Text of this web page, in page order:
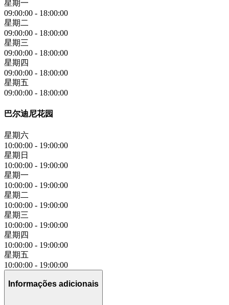
星期一
09:00:00 - 18:00:00
星期二
09:00:00 - 18:00:00
星期三
09:00:00 - 18:00:00
星期四
09:00:00 - 18:00:00
星期五
09:00:00 - 18:00:00
巴尔迪尼花园
星期六
10:00:00 - 19:00:00
星期日
10:00:00 - 19:00:00
星期一
10:00:00 - 19:00:00
星期二
10:00:00 - 19:00:00
星期三
10:00:00 - 19:00:00
星期四
10:00:00 - 19:00:00
星期五
10:00:00 - 19:00:00
Informações adicionais